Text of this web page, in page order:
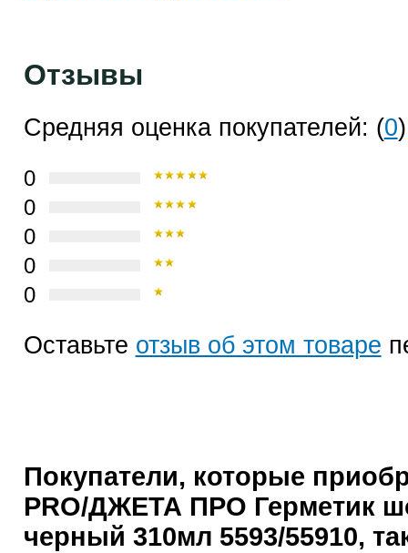
Отзывы
Средняя оценка покупателей: (0)
0
0
0
0
0
Оставьте отзыв об этом товаре
Покупатели, которые
PRO/ДЖЕТА ПРО Герметик
черный 310мл 5593/55910,